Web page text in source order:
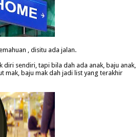
, disitu ada jalan.
sendiri, tapi bila dah ada anak, baju anak,
mak, baju mak dah jadi list yang terakhir